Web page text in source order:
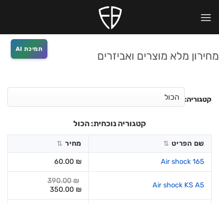
מחירון מלא מוצרים ואביזרים
קטגוריה:
קטגוריה נוכחית:הכול
שם הפריט מחיר
Air shock 165
60.00 ₪
Air shock KS A5
390.00₪
המחיר
המקורי
350.00 ₪
המחיר
הנוכחי
תמיכת AI